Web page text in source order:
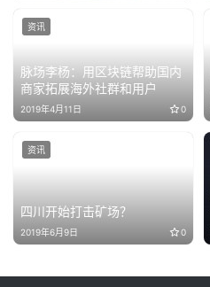
脉场李杨：用区块链帮助国内
商家拓展海外社群和用户
2019年4月11日 0
资讯
四川开始打击矿场？
2019年6月9日 0
资讯